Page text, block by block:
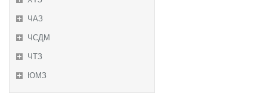
ЧАЗ
ЧСДМ
ЧТЗ
ЮМЗ